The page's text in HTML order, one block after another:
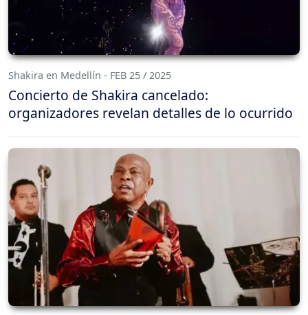
Shakira en Medellín - FEB 25 / 2025
Concierto de Shakira cancelado:
organizadores revelan detalles de lo ocurrido